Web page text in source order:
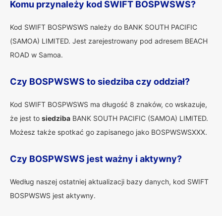
Komu przynależy kod SWIFT BOSPWSWS?
Kod SWIFT BOSPWSWS należy do BANK SOUTH PACIFIC
(SAMOA) LIMITED. Jest zarejestrowany pod adresem BEACH
ROAD w Samoa.
Czy BOSPWSWS to siedziba czy oddział?
Kod SWIFT BOSPWSWS ma długość 8 znaków, co wskazuje,
że jest to siedziba BANK SOUTH PACIFIC (SAMOA) LIMITED.
Możesz także spotkać go zapisanego jako BOSPWSWSXXX.
Czy BOSPWSWS jest ważny i aktywny?
Według naszej ostatniej aktualizacji bazy danych, kod SWIFT
BOSPWSWS jest aktywny.